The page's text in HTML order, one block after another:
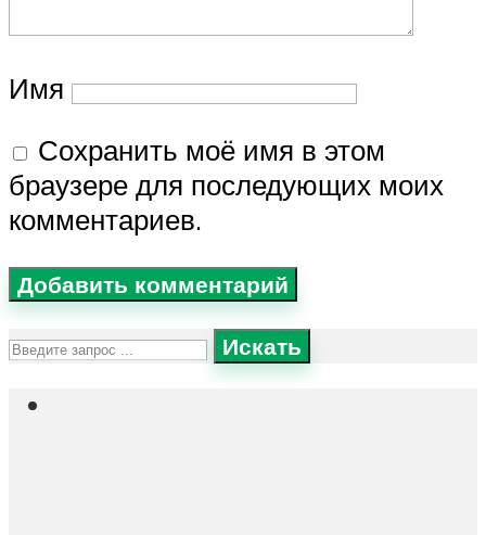
Имя
Сохранить моё имя в этом
браузере для последующих моих
комментариев.
Искать